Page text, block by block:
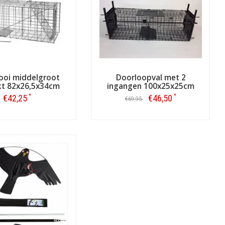
Kies bijvoorbeeld voor wat fruit,
van de kooi (als het een
dat het voor de ekster niet al te
plek waar u de vogels waarneemt.
vangkooien ook enkele andere
middelgroot
82x26,5x34cm
€42,25 *
Doorloopval met 2
ingangen 100x25x25cm
€69,95 €46,50 *